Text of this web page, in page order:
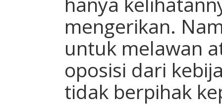
mengerikan.
untuk melawan
oposisi dari
tidak berpihak